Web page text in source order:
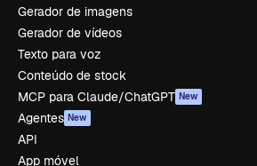
Gerador de imagens
Gerador de vídeos
Texto para voz
Conteúdo de stock
MCP para Claude/ChatGPT New
Agentes New
API
App móvel